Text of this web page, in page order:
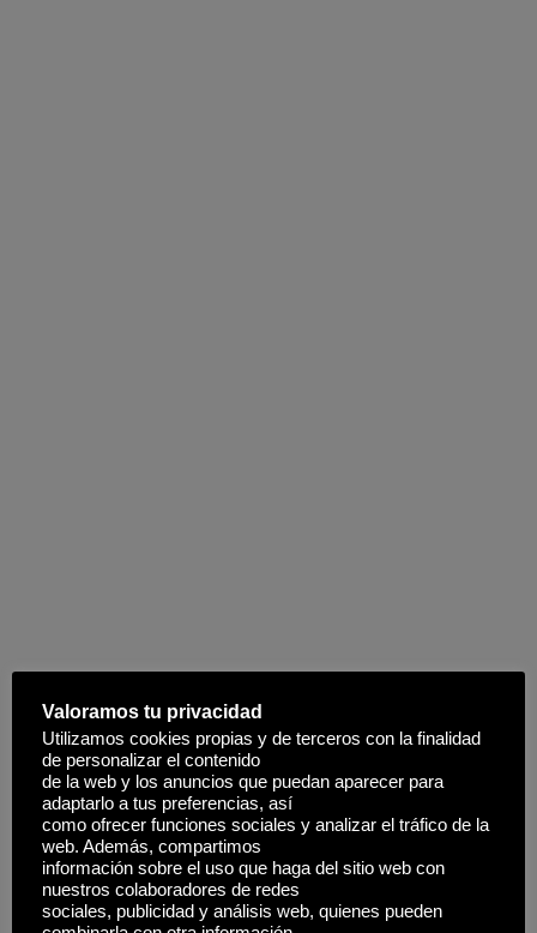
Valoramos tu privacidad
Utilizamos cookies propias y de terceros con la finalidad
de personalizar el contenido
de la web y los anuncios que puedan aparecer para
adaptarlo a tus preferencias, así
como ofrecer funciones sociales y analizar el tráfico de la
web. Además, compartimos
información sobre el uso que haga del sitio web con
nuestros colaboradores de redes
sociales, publicidad y análisis web, quienes pueden